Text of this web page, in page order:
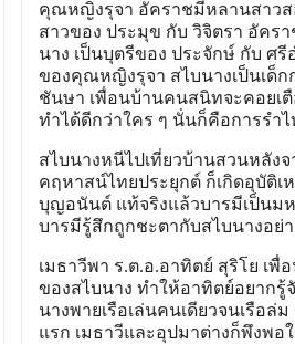
คุณหญิงรุจา อัคราชมีหลานสาวสอ
สาวของ ประมุข กับ วิจิตรา อัคร
นาง เป็นบุตรีของ ประจักษ์ กับ ศ
ของคุณหญิงรุจา สไบนางเป็นเด็
ชันษา เพื่อนบ้านคนสนิทจะคอยเ
ทำได้ดีกว่าใคร ๆ นั่นก็คือการรำไ
สไบนางหนีไปเที่ยวบ้านสวนหลังจ
คฤหาสน์ไทยประยุกต์ ก็เกิดอุบัติเ
บุญอนันต์ แท้จริงแล้วบารมีเป็นม
บารมีรู้สึกถูกชะตากับสไบนางอย่
เมธาวีพา ร.ต.อ.อาทิตย์ สุริโย เ
ของสไบนาง ทำให้อาทิตย์อยาก
นางพายเรือเล่นคนเดียวจนเรือ
แรก เมธาวีและอุปมาต่างก็พึงพอ